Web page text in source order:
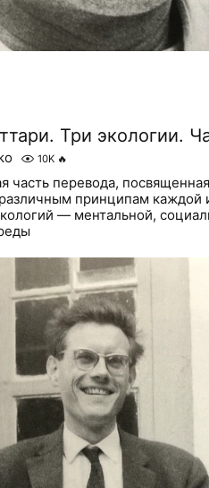
Три экологии.
10K 🔥
часть перевода,
принципам каждой
— ментальной,